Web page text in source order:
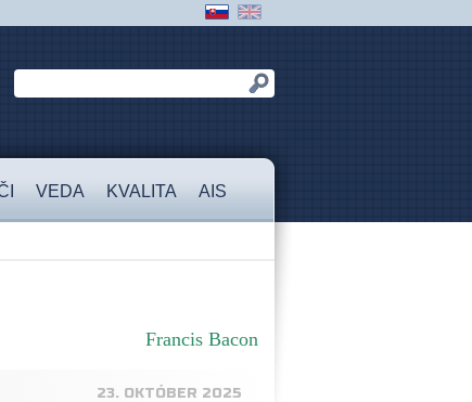
VEDA KVALITA AIS
Francis Bacon
23. OKTÓBER 2025